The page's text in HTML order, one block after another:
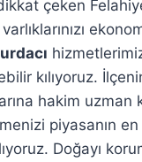
çeken
kılıyoruz.
hakim uzman
piyasanın
Doğayı